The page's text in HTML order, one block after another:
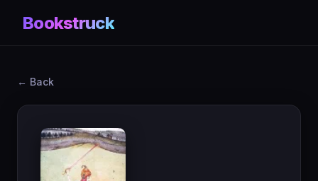
Bookstruck
← Back